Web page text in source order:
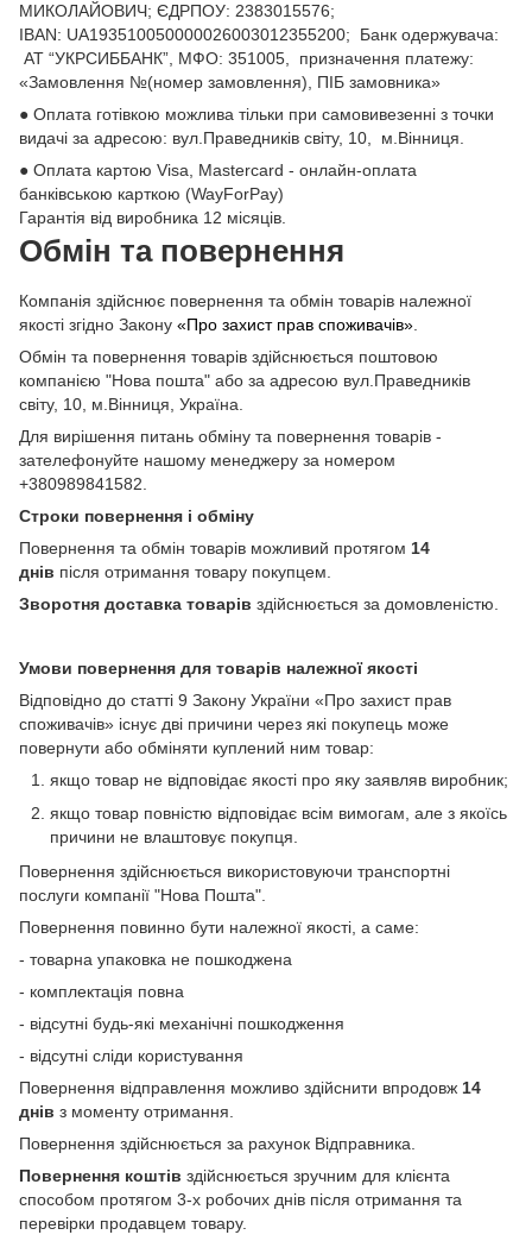
МИКОЛАЙОВИЧ; ЄДРПОУ: 2383015576;
ІВАN: UA193510050000026003012355200; Банк одержувача:
АТ “УКРСИББАНК”, МФО: 351005, призначення платежу:
«Замовлення №(номер замовлення), ПІБ замовника»
● Оплата готівкою можлива тільки при самовивезенні з точки
видачі за адресою: вул.Праведників світу, 10, м.Вінниця.
● Оплата картою Visa, Mastercard - онлайн-оплата
банківською карткою (WayForPay)
Гарантія від виробника 12 місяців.
Обмін та повернення
Компанія здійснює повернення та обмін товарів належної
якості згідно Закону «Про захист прав споживачів»
Обмін та повернення товарів здійснюється поштовою
компанією "Нова пошта" або за адресою вул.Праведників
світу, 10, м.Вінниця, Україна.
Для вирішення питань обміну та повернення товарів -
зателефонуйте нашому менеджеру за номером
+380989841582.
Строки повернення і обміну
Повернення та обмін товарів можливий протягом 14
днів після отримання товару покупцем.
Зворотня доставка товарів здійснюється за домовленістю.
Умови повернення для товарів належної якості
Відповідно до статті 9 Закону України «Про захист прав
споживачів» існує дві причини через які покупець може
повернути або обміняти куплений ним товар:
якщо товар не відповідає якості про яку заявляв виробник;
якщо товар повністю відповідає всім вимогам, але з якоїсь
причини не влаштовує покупця.
Повернення здійснюється використовуючи транспортні
послуги компанії "Нова Пошта".
Повернення повинно бути належної якості, а саме:
- товарна упаковка не пошкоджена
- комплектація повна
- відсутні будь-які механічні пошкодження
- відсутні сліди користування
Повернення відправлення можливо здійснити впродовж 14
днів з моменту отримання.
Повернення здійснюється за рахунок Відправника.
Повернення коштів здійснюється зручним для клієнта
способом протягом 3-х робочих днів після отримання та
перевірки продавцем товару.